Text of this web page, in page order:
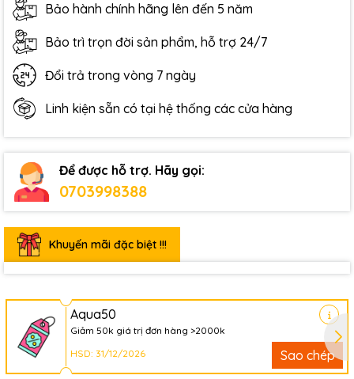
Bảo hành chính hãng lên đến 5 năm
Bảo trì trọn đời sản phẩm, hỗ trợ 24/7
Đổi trả trong vòng 7 ngày
Linh kiện sẵn có tại hệ thống các cửa hàng
Để được hỗ trợ. Hãy gọi:
0703998388
Khuyến mãi đặc biệt !!!
Aqua50
Giảm 50k giá trị đơn hàng >2000k
HSD: 31/12/2026
Sao chép